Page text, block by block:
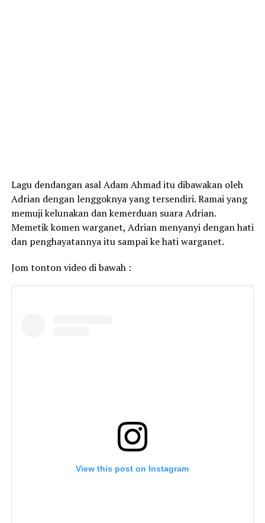
Lagu dendangan asal Adam Ahmad itu dibawakan oleh
Adrian dengan lenggoknya yang tersendiri. Ramai yang
memuji kelunakan dan kemerduan suara Adrian.
Memetik komen warganet, Adrian menyanyi dengan hati
dan penghayatannya itu sampai ke hati warganet.
Jom tonton video di bawah :
View this post on Instagram